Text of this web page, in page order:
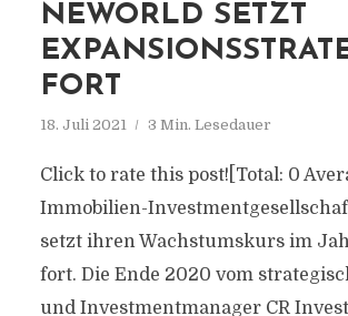
NEWORLD SETZT
FORT
18. Juli 2021 3 Min. Lesedauer
Click to rate this post![Total: 0
Immobilien-
setzt ihren Wachstumskurs im
fort. Die Ende 2020 vom
und Investmentmanager CR